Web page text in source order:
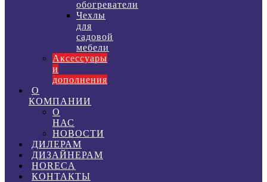
обогреватели
Чехлы
для
садовой
мебели
Аксессуары
и
дополнения
О
КОМПАНИИ
О
НАС
НОВОСТИ
ДИЛЕРАМ
ДИЗАЙНЕРАМ
HORECA
КОНТАКТЫ